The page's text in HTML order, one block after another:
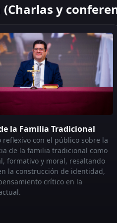
(Charlas y
la Familia Tradicional
reflexivo con el público sobre la
de la familia tradicional como
formativo y moral, resaltando
la construcción de identidad,
crítico en la